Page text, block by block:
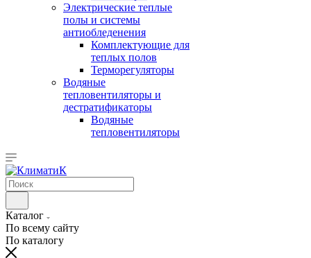
Электрические теплые
полы и системы
антиобледенения
Комплектующие для
теплых полов
Терморегуляторы
Водяные
тепловентиляторы и
дестратификаторы
Водяные
тепловентиляторы
Каталог
По всему сайту
По каталогу